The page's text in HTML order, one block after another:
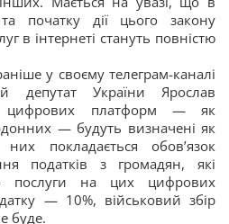
початку дії цього закону
в інтернеті стануть повністю
у своєму телеграм-каналі
депутат України Ярослав
цифрових платформ — як
— будуть визначені як
покладається обов’язок
податків з громадян, які
послуги на цих цифрових
— 10%, військовий збір
буде.